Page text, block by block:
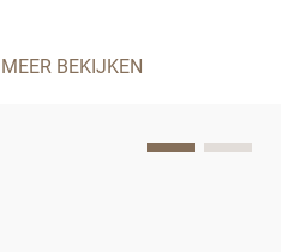
MEER BEKIJKEN